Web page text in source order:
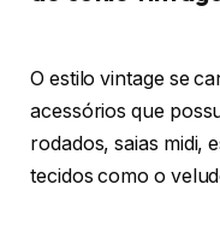
O estilo vintage se
acessórios que
rodados, saias midi,
tecidos como o